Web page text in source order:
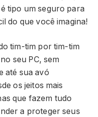
tipo um seguro para
do que você imagina!
tim-tim por tim-tim
seu PC, sem
até sua avó
os jeitos mais
que fazem tudo
a proteger seus